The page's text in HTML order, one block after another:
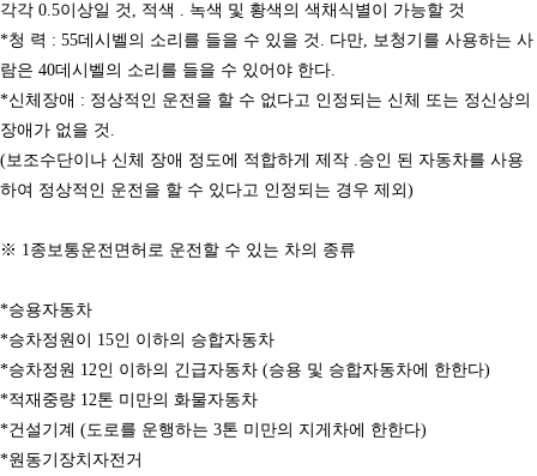
각각 0.5이상일 것, 적색 . 녹색 및 황색의 색채식별이 가능할 것
*청 력 : 55데시벨의 소리를 들을 수 있을 것. 다만, 보청기를 사용하는 사
람은 40데시벨의 소리를 들을 수 있어야 한다.
*신체장애 : 정상적인 운전을 할 수 없다고 인정되는 신체 또는 정신상의
장애가 없을 것.
(보조수단이나 신체 장애 정도에 적합하게 제작 .승인 된 자동차를 사용
하여 정상적인 운전을 할 수 있다고 인정되는 경우 제외)
※ 1종보통운전면허로 운전할 수 있는 차의 종류
*승용자동차
*승차정원이 15인 이하의 승합자동차
*승차정원 12인 이하의 긴급자동차 (승용 및 승합자동차에 한한다)
*적재중량 12톤 미만의 화물자동차
*건설기계 (도로를 운행하는 3톤 미만의 지게차에 한한다)
*원동기장치자전거